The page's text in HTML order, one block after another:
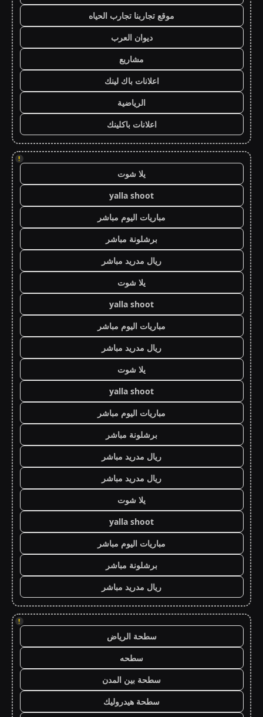
موقع تجاربنا تجارب الحياه
ديوان العرب
مشاريع
اعلانات باك لينك
الرياضية
اعلانات باكلينك
!
يلا شوت
yalla shoot
مباريات اليوم مباشر
برشلونة مباشر
ريال مدريد مباشر
يلا شوت
yalla shoot
مباريات اليوم مباشر
ريال مدريد مباشر
يلا شوت
yalla shoot
مباريات اليوم مباشر
برشلونة مباشر
ريال مدريد مباشر
ريال مدريد مباشر
يلا شوت
yalla shoot
مباريات اليوم مباشر
برشلونة مباشر
ريال مدريد مباشر
!
سطحة الرياض
سطحه
سطحة بين المدن
سطحة هيدروليك